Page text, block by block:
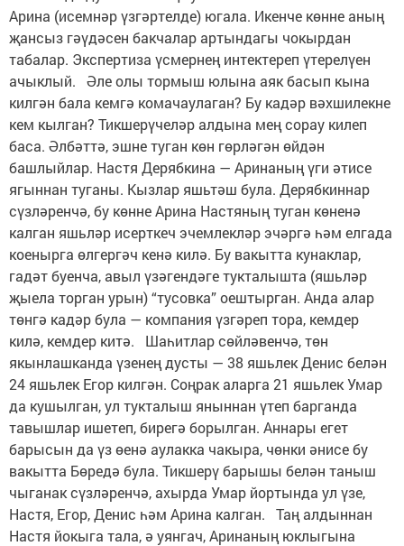
Арина (исемнәр үзгәртелде) югала. Икенче көнне аның
җансыз гәүдәсен бакчалар артындагы чокырдан
табалар. Экспертиза үсмернең интектереп үтерелүен
ачыклый. Әле олы тормыш юлына аяк басып кына
килгән бала кемгә комачаулаган? Бу кадәр вәхшилекне
кем кылган? Тикшерүчеләр алдына мең сорау килеп
баса. Әлбәттә, эшне туган көн гөрләгән өйдән
башлыйлар. Настя Дерябкина — Аринаның үги әтисе
ягыннан туганы. Кызлар яшьтәш була. Дерябкиннар
сүзләренчә, бу көнне Арина Настяның туган көненә
калган яшьләр исерткеч эчемлекләр эчәргә һәм елгада
коенырга өлгергәч кенә килә. Бу вакытта кунаклар,
гадәт буенча, авыл үзә­гендәге тукталышта (яшьләр
җыела торган урын) “тусовка” оештырган. Анда алар
төнгә кадәр була — компания үзгәреп тора, кемдер
килә, кемдер китә. Шаһитлар сөйләвенчә, төн
якынлашканда үзенең дусты — 38 яшьлек Денис белән
24 яшьлек Егор килгән. Соңрак аларга 21 яшьлек Умар
да кушылган, ул тукталыш яныннан үтеп барганда
тавышлар ишетеп, бирегә борылган. Аннары егет
барысын да үз өенә аулакка чакыра, чөнки әнисе бу
вакытта Бөредә була. Тикшерү барышы белән таныш
чыганак сүз­ләренчә, ахырда Умар йортында ул үзе,
Настя, Егор, Денис һәм Арина калган. Таң алдыннан
Настя йокыга тала, ә уянгач, Аринаның юклыгына